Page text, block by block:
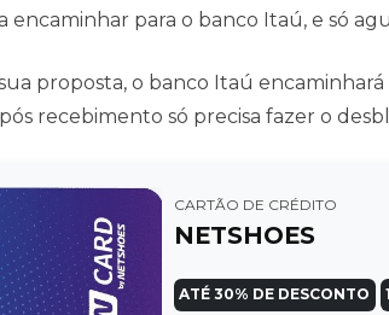
encaminhar para o banco Itaú, e só
proposta, o banco Itaú
recebimento só precisa fazer o
CARTÃO DE CRÉDITO
NETSHOES
ATÉ 30% DE DESCONTO